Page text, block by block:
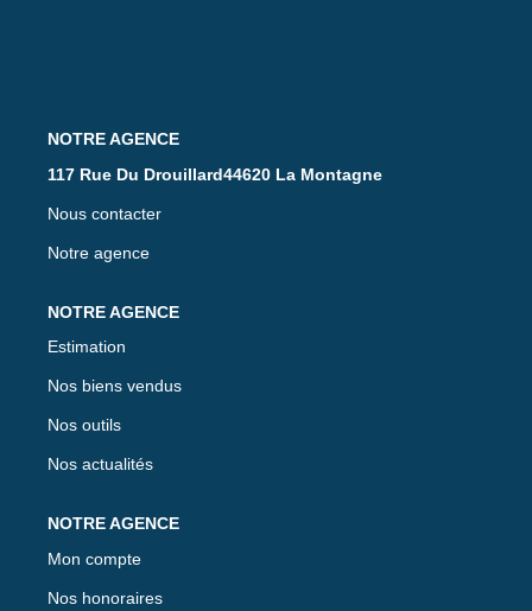
117 Rue Du Drouillard44620 La Montagne
Nous contacter
Notre agence
Estimation
Nos biens vendus
Nos outils
Nos actualités
Mon compte
Nos honoraires